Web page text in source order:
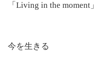
「Living in the moment」
今を生きる